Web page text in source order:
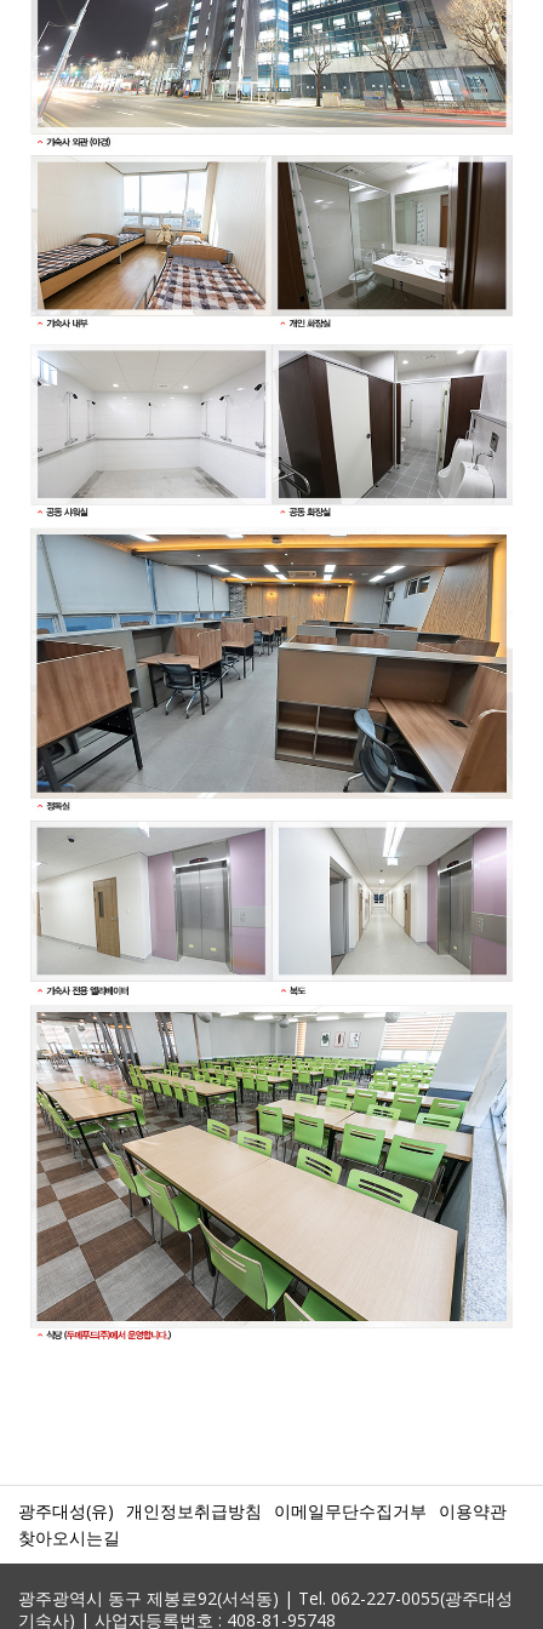
광주대성(유) 개인정보취급방침 이메일무단수집거부
이용약관
찾아오시는길
광주광역시 동구 제봉로92(서석동) | Tel. 062-227-0055(광주대성
기숙사) | 사업자등록번호 : 408-81-95748